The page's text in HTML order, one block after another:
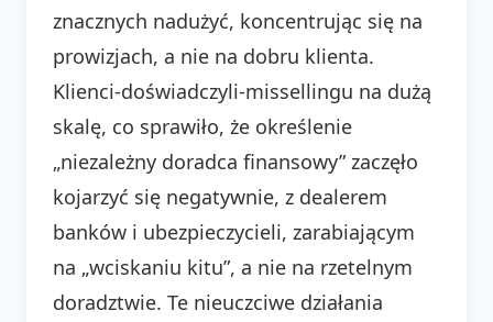
znacznych nadużyć, koncentrując się na
prowizjach, a nie na dobru klienta.
Klienci-doświadczyli-missellingu na dużą
skalę, co sprawiło, że określenie
„niezależny doradca finansowy” zaczęło
kojarzyć się negatywnie, z dealerem
banków i ubezpieczycieli, zarabiającym
na „wciskaniu kitu”, a nie na rzetelnym
doradztwie. Te nieuczciwe działania